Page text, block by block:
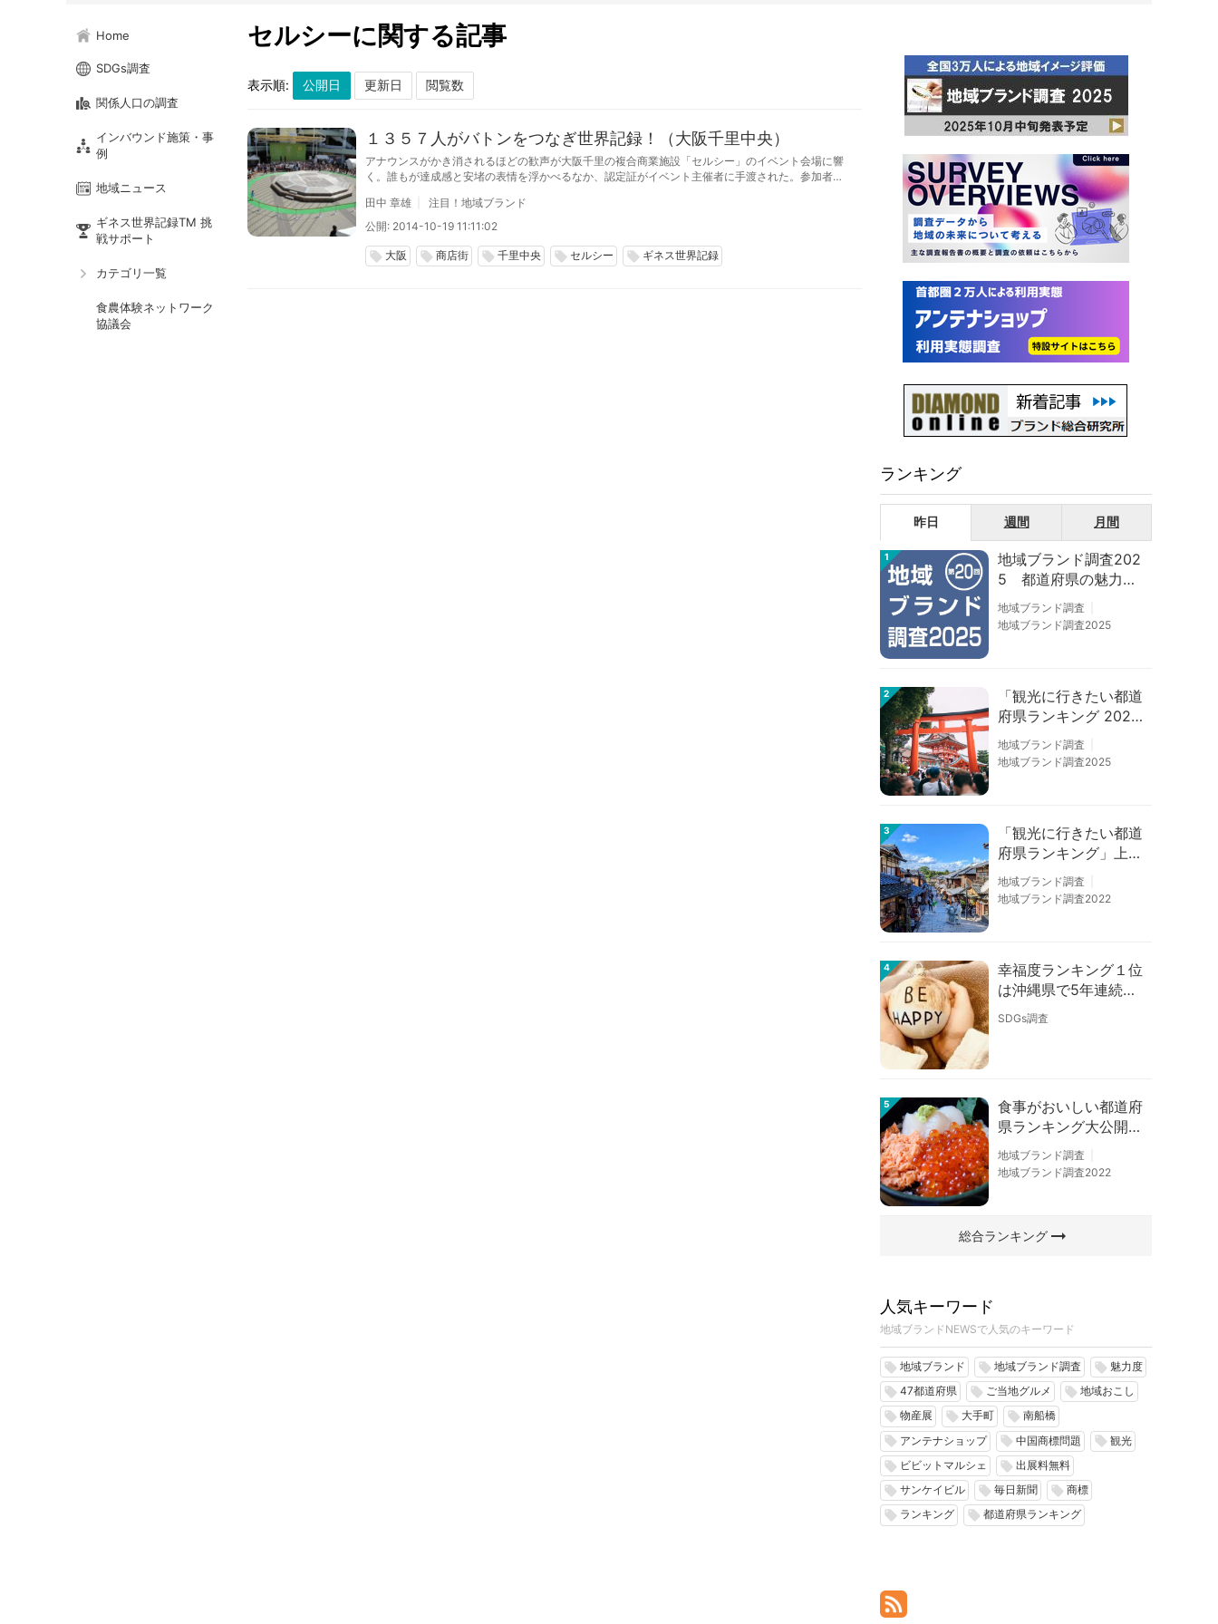
Home
SDGs調査
関係人口の調査
インバウンド施策・事
例
地域ニュース
ギネス世界記録TM 挑
戦サポート
カテゴリ一覧
食農体験ネットワーク
協議会
セルシーに関する記事
表示順:
１３５７人がバトンをつなぎ世界記録！（大阪千里中央）
アナウンスがかき消されるほどの歓声が大阪千里の複合商業施設「セルシー」のイベント会場に響
く。誰もが達成感と安堵の表情を浮かべるなか、認定証がイベント主催者に手渡された。参加者
田中 章雄
注目！地域ブランド
公開: 2014-10-19 11:11:02
local_offer 大阪 local_offer 商店街 local_offer 千里中央 local_offer セルシー local_offer ギネス世界記録
ランキング
昨日 週間 月間
1
地域ブランド調査202
5 都道府県の魅力度
等調査結果
地域ブランド調査
地域ブランド調査2025
2
「観光に行きたい都道
府県ランキング 202
6」京都は低下、神奈
川上昇
地域ブランド調査
地域ブランド調査2025
3
「観光に行きたい都道
府県ランキング」上位
の順位に変動あり
地域ブランド調査
地域ブランド調査2022
4
幸福度ランキング１位
は沖縄県で5年連続！
佐賀、愛知が順位上昇
【幸福度調査2026】
SDGs調査
5
食事がおいしい都道府
県ランキング大公開！
１位は北海道、３位は
大阪府、２位は〇〇
地域ブランド調査
地域ブランド調査2022
総合ランキングarrow_right_alt
人気キーワード
地域ブランドNEWSで人気のキーワード
local_offer 地域ブランド local_offer 地域ブランド調査 local_offer 魅力度
local_offer 47都道府県 local_offer ご当地グルメ local_offer 地域おこし
local_offer 物産展 local_offer 大手町 local_offer 南船橋
local_offer アンテナショップ local_offer 中国商標問題 local_offer 観光
local_offer ビビットマルシェ local_offer 出展料無料
local_offer サンケイビル local_offer 毎日新聞 local_offer 商標
local_offer ランキング local_offer 都道府県ランキング